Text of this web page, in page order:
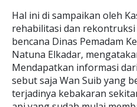
Hal ini di sampaikan oleh
rehabilitasi dan
bencana Dinas Pemadam
Natuna Elkadar,
Mendapatkan informasi
sebut saja Wan Suib yang
terjadinya kebakaran